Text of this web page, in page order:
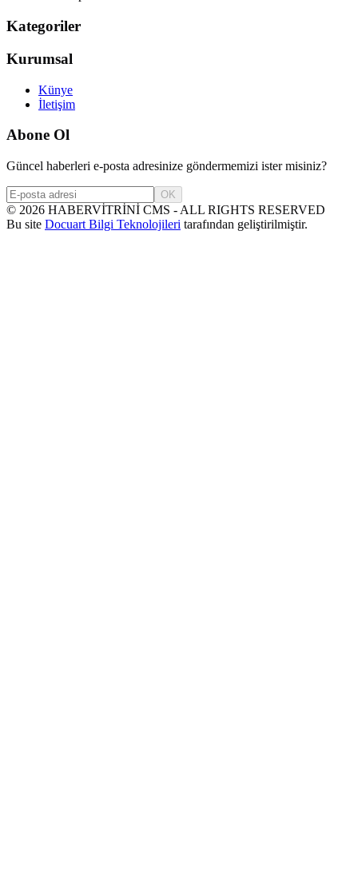
Kategoriler
Kurumsal
Künye
İletişim
Abone Ol
Güncel haberleri e-posta adresinize göndermemizi ister misiniz?
OK
© 2026 HABERVİTRİNİ CMS - ALL RIGHTS RESERVED
Bu site Docuart Bilgi Teknolojileri tarafından geliştirilmiştir.